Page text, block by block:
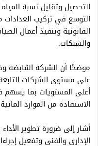
التحصيل وتقليل نسبة
التوسع في تركيب
القانونية وتنفيذ أعمال
والشبكات.
موضحًا أن الشركة القابضة
على مستوى الشركات
أعلى المستويات بما
الاستفادة من الموارد
أشار إلى ضرورة تطوير
الإداري والفني وتفعيل